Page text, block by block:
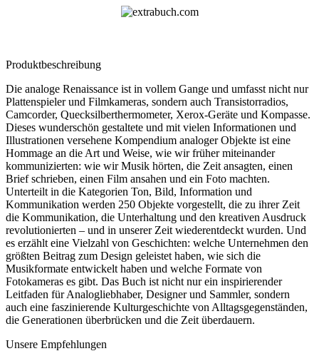
Produktbeschreibung
Die analoge Renaissance ist in vollem Gange und umfasst nicht nur
Plattenspieler und Filmkameras, sondern auch Transistorradios,
Camcorder, Quecksilberthermometer, Xerox-Geräte und Kompasse.
Dieses wunderschön gestaltete und mit vielen Informationen und
Illustrationen versehene Kompendium analoger Objekte ist eine
Hommage an die Art und Weise, wie wir früher miteinander
kommunizierten: wie wir Musik hörten, die Zeit ansagten, einen
Brief schrieben, einen Film ansahen und ein Foto machten.
Unterteilt in die Kategorien Ton, Bild, Information und
Kommunikation werden 250 Objekte vorgestellt, die zu ihrer Zeit
die Kommunikation, die Unterhaltung und den kreativen Ausdruck
revolutionierten – und in unserer Zeit wiederentdeckt wurden. Und
es erzählt eine Vielzahl von Geschichten: welche Unternehmen den
größten Beitrag zum Design geleistet haben, wie sich die
Musikformate entwickelt haben und welche Formate von
Fotokameras es gibt. Das Buch ist nicht nur ein inspirierender
Leitfaden für Analogliebhaber, Designer und Sammler, sondern
auch eine faszinierende Kulturgeschichte von Alltagsgegenständen,
die Generationen überbrücken und die Zeit überdauern.
Unsere Empfehlungen